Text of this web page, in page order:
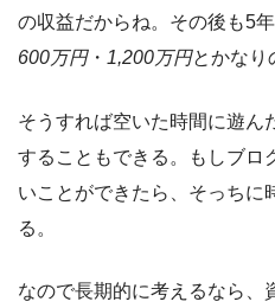
の収益だからね。その後も5
600万円・ 1,200万円とかなり
そうすれば空いた時間に遊ん
することもできる。もしブロ
いことができたら、そっちに
る。
なので長期的に考えるなら、